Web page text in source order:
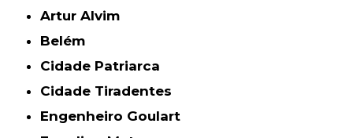
Artur Alvim
Belém
Cidade Patriarca
Cidade Tiradentes
Engenheiro Goulart